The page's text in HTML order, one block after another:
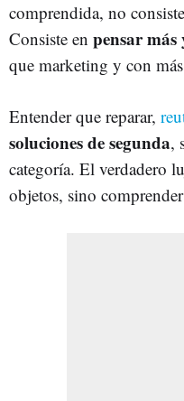
comprendida, no
Consiste en pensar
que marketing y con
Entender que reparar,
soluciones de segunda,
categoría. El verdadero
objetos, sino